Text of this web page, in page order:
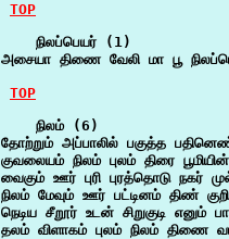
TOP
    நிலப்பெயர் (1)
அசையா திணை வேலி மா பூ
TOP
    நிலம் (6)
தோற்றும் அப்பாலில் பகுத்த
குவலையம் நிலம் புலம் திரை
வைகும் ஊர் புரி புரத்தொடு நகர்
நிலம் மேவும் ஊர் பட்டினம் திண்
நெடிய சீறூர் உடன் சிறுகுடி
தலம் விளாகம் புலம் நிலம்